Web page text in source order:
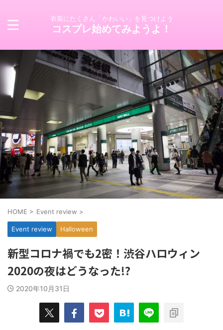
衣装にたくさん「かわいい」を見つけよう
コスプレ始めてみようよ！
HOME > Event review >
Event review Halloween
新型コロナ禍でも2密！渋谷ハロウィン
2020の夜はどうなった!?
2020年10月31日